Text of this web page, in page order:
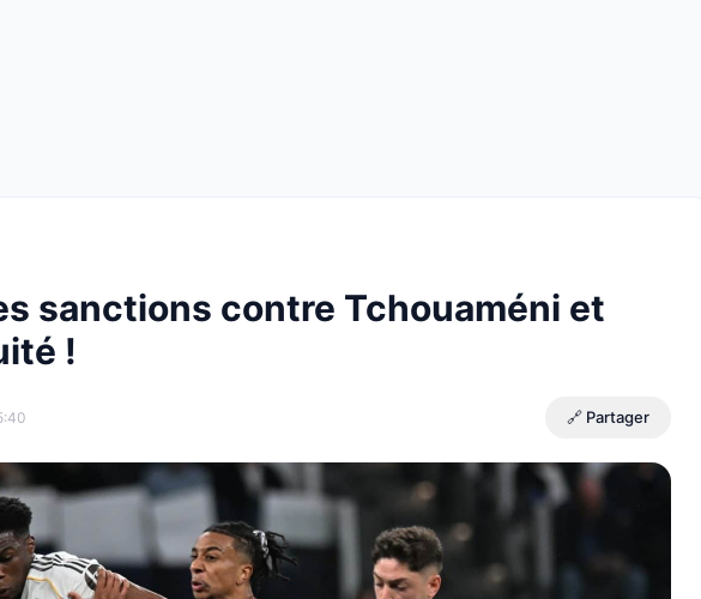
sanctions contre Tchouaméni et
!
🔗 Partager